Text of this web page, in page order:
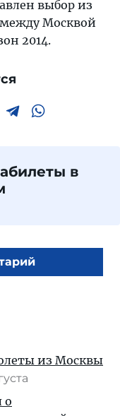
выбор из
Москвой
2014.
в
из Москвы
о